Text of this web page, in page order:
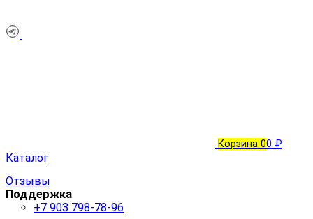
Корзина 00 ₽
Каталог
Отзывы
Поддержка
+7 903 798-78-96